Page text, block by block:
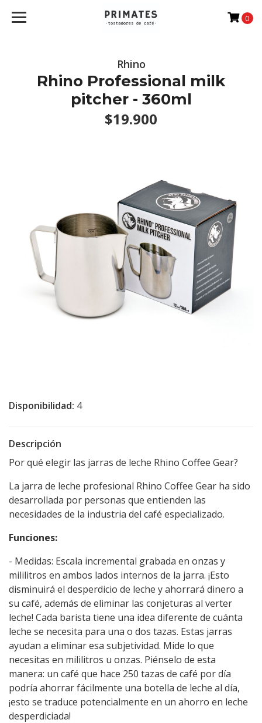
0
Rhino
Rhino Professional milk
pitcher - 360ml
$19.900
Disponibilidad: 4
Descripción
Por qué elegir las jarras de leche Rhino Coffee Gear?‎
‎La jarra de leche profesional Rhino Coffee Gear ha sido
desarrollada por personas que entienden las
necesidades de la industria del café especializado.‎
‎Funciones:‎
‎- Medidas: Escala incremental grabada en onzas y
mililitros en ambos lados internos de la jarra. ¡Esto
disminuirá el desperdicio de leche y ahorrará dinero a
su café, además de eliminar las conjeturas al verter
leche! Cada barista tiene una idea diferente de cuánta
leche se necesita para una o dos tazas. Estas jarras
ayudan a eliminar esa subjetividad. Mide lo que
necesitas en mililitros u onzas. Piénselo de esta
manera: un café que hace 250 tazas de café por día
podría ahorrar fácilmente una botella de leche al día,
¡esto se traduce potencialmente en un ahorro en leche
desperdiciada! ‎